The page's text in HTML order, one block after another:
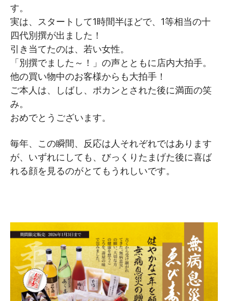
す。
実は、スタートして1時間半ほどで、1等相当の十
四代別撰が出ました！
引き当てたのは、若い女性。
「別撰でました～！」の声とともに店内大拍手。
他の買い物中のお客様からも大拍手！
ご本人は、しばし、ポカンとされた後に満面の笑
み。
おめでとうございます。
毎年、この瞬間、反応は人それぞれではあります
が、いずれにしても、びっくりたまげた後に喜ば
れる顔を見るのがとてもうれしいです。